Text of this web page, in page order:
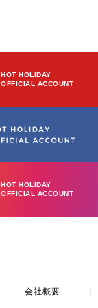
HOT HOLIDAY
OFFICIAL ACCOUNT
HOT HOLIDAY
OFFICIAL ACCOUNT
会社概要